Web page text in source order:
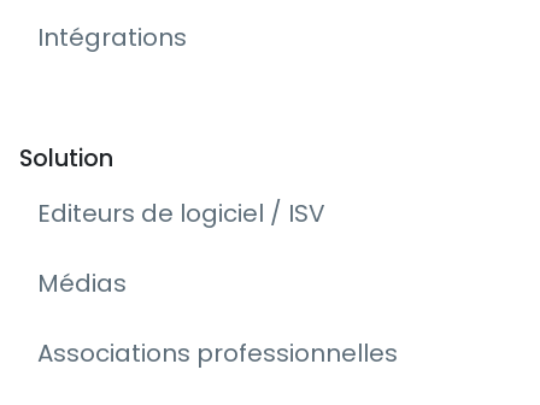
Intégrations
Solution
Editeurs de logiciel / ISV
Médias
Associations professionnelles